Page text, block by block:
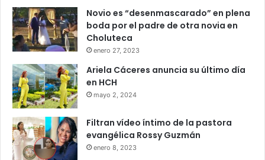
Novio es “desenmascarado” en plena
boda por el padre de otra novia en
Choluteca
enero 27, 2023
Ariela Cáceres anuncia su último día
en HCH
mayo 2, 2024
Filtran vídeo íntimo de la pastora
evangélica Rossy Guzmán
enero 8, 2023